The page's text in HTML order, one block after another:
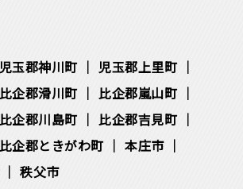
児玉郡神川町
児玉郡上里町
比企郡滑川町
比企郡嵐山町
比企郡川島町
比企郡吉見町
比企郡ときがわ町
本庄市
秩父市